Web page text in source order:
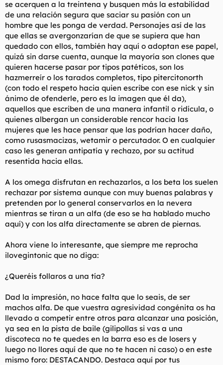
tantos hombres ya pasan del asunto.
Las mujeres ven el sexo como una mercancia, y algunas hasta
ven el afecto como una mercancia. Nunca le des algo a cambio
de una de esas dos cosas porque lo que hara ella es subirle el
precio. Bajo la visión lógica de la igualdad, el sexo es algo que
deberia ser igualmente compartido y disfrutado por ambas
partes, lo que cancelaria la necesidad para que una de las
partes compense a la otra más alla de ese contexto. ¡Sin
embargo olvidate si piensas que las mujeres piensan asi! Ven
su sexualidad como cara y la sexualidad masculina como
barata (¿Por qué sino se creen que en una cita lo único que
ellas tienen que hacer es aparecer y que tu tienes que pagarlo
todo?)
Nunca lo olvides, en una relación la persona que necesita
menos a la otra es la que tiene el poder.
Las mujeres fingen que no tienen ningún poder para que asi
Si el único valor que una mujer le da al sexo es el poder que le
da para abusar y aprovecharse de los hombres, puedo
testificar que al final esos hombres perderan todo interés por
ellas. Que las mujeres apoyen a las que se comportan asi al
final va a ser muy destructivo para todas ellas porque con el
kilo de hacer el esfuerzo de buscar relaciones sexuales y tomar
todos los riesgos, y que encima no se les recompense su
Supongo que lo mejor que puedes aprender es que las mujeres
en realidad no tienen ningún poder en la vida. El poder de
contenerse. Ahi es dónde fallan las hembras. Desde luego que
se han vuelto unas expertas en usarlo: pero la parte de
contenerse ni saben que existe.
A las mujeres se las incita a ser liberadas sexualmente, y
después se las enseña que deben sofocar la sexualidad de su
hombre.
se acerquen a la treintena y busquen más la estabilidad
de una relación segura que saciar su pasión con un
hombre que les ponga de verdad. Personajes así de las
que ellas se avergonzarían de que se supiera que han
quedado con ellos, también hay aquí o adoptan ese papel,
quizá sin darse cuenta, aunque la mayoría son clones que
quieren hacerse pasar por tipos patéticos, son los
hazmerreír o los tarados completos, tipo pitercitonorth
(con todo el respeto hacia quien escribe con ese nick y sin
ánimo de ofenderle, pero es la imagen que él da),
aquellos que escriben de una manera infantil o ridícula, o
quienes albergan un considerable rencor hacia las
mujeres que les hace pensar que las podrían hacer daño,
como rusasmacizas, wetamir o percutador. O en cualquier
caso les generan antipatía y rechazo, por su actitud
resentida hacia ellas.
A los omega disfrutan en rechazarlos, a los beta los suelen
rechazar por sistema aunque con muy buenas palabras y
pretenden por lo general conservarlos en la nevera
mientras se tiran a un alfa (de eso se ha hablado mucho
aquí) y con los alfa directamente se abren de piernas.
Ahora viene lo interesante, que siempre me reprocha
ilovegintonic que no diga:
¿Queréis follaros a una tía?
Dad la impresión, no hace falta que lo seais, de ser
machos alfa. De que vuestra agresividad congénita os ha
llevado a competir entre otros para alcanzar una posición,
ya sea en la pista de baile (gilipollas si vas a una
discoteca no te quedes en la barra eso es de losers y
luego no llores aquí de que no te hacen ni caso) o en este
mismo foro: DESTACANDO. Destaca aquí por tus